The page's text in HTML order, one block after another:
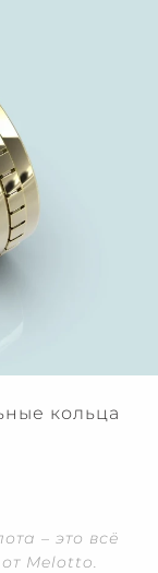
кольца
– это всё
Melotto.